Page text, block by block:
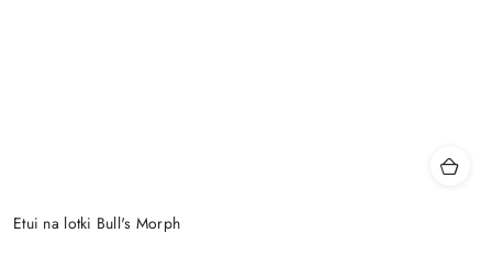
Etui na lotki Bull's Morph